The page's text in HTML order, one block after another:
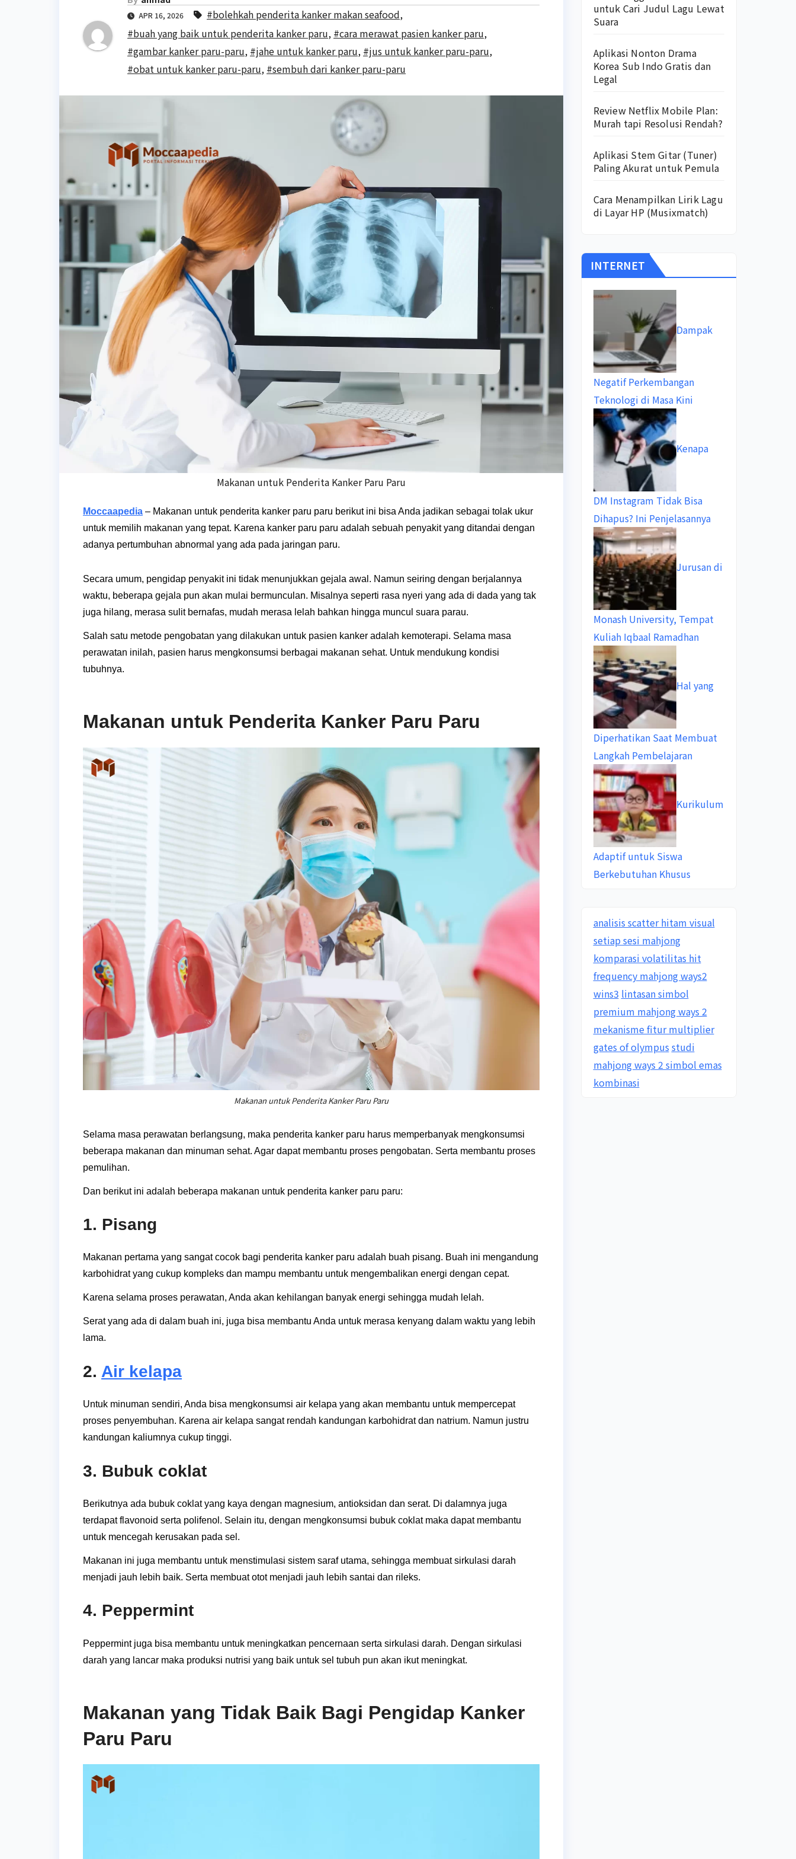
APR 16, 2026 #bolehkah penderita kanker makan seafood,
#buah yang baik untuk penderita kanker paru, #cara merawat pasien kanker paru,
#gambar kanker paru-paru, #jahe untuk kanker paru, #jus untuk kanker paru-paru,
#obat untuk kanker paru-paru, #sembuh dari kanker paru-paru
Makanan untuk Penderita Kanker Paru Paru
Moccaapedia – Makanan untuk penderita kanker paru paru berikut ini bisa Anda jadikan sebagai tolak ukur
untuk memilih makanan yang tepat. Karena kanker paru paru adalah sebuah penyakit yang ditandai dengan
adanya pertumbuhan abnormal yang ada pada jaringan paru.
Secara umum, pengidap penyakit ini tidak menunjukkan gejala awal. Namun seiring dengan berjalannya
waktu, beberapa gejala pun akan mulai bermunculan. Misalnya seperti rasa nyeri yang ada di dada yang tak
juga hilang, merasa sulit bernafas, mudah merasa lelah bahkan hingga muncul suara parau.
Salah satu metode pengobatan yang dilakukan untuk pasien kanker adalah kemoterapi. Selama masa
perawatan inilah, pasien harus mengkonsumsi berbagai makanan sehat. Untuk mendukung kondisi
tubuhnya.
Makanan untuk Penderita Kanker Paru Paru
Makanan untuk Penderita Kanker Paru Paru
Selama masa perawatan berlangsung, maka penderita kanker paru harus memperbanyak mengkonsumsi
beberapa makanan dan minuman sehat. Agar dapat membantu proses pengobatan. Serta membantu proses
pemulihan.
Dan berikut ini adalah beberapa makanan untuk penderita kanker paru paru:
1. Pisang
Makanan pertama yang sangat cocok bagi penderita kanker paru adalah buah pisang. Buah ini mengandung
karbohidrat yang cukup kompleks dan mampu membantu untuk mengembalikan energi dengan cepat.
Karena selama proses perawatan, Anda akan kehilangan banyak energi sehingga mudah lelah.
Serat yang ada di dalam buah ini, juga bisa membantu Anda untuk merasa kenyang dalam waktu yang lebih
lama.
2. Air kelapa
Untuk minuman sendiri, Anda bisa mengkonsumsi air kelapa yang akan membantu untuk mempercepat
proses penyembuhan. Karena air kelapa sangat rendah kandungan karbohidrat dan natrium. Namun justru
kandungan kaliumnya cukup tinggi.
3. Bubuk coklat
Berikutnya ada bubuk coklat yang kaya dengan magnesium, antioksidan dan serat. Di dalamnya juga
terdapat flavonoid serta polifenol. Selain itu, dengan mengkonsumsi bubuk coklat maka dapat membantu
untuk mencegah kerusakan pada sel.
Makanan ini juga membantu untuk menstimulasi sistem saraf utama, sehingga membuat sirkulasi darah
menjadi jauh lebih baik. Serta membuat otot menjadi jauh lebih santai dan rileks.
4. Peppermint
Peppermint juga bisa membantu untuk meningkatkan pencernaan serta sirkulasi darah. Dengan sirkulasi
darah yang lancar maka produksi nutrisi yang baik untuk sel tubuh pun akan ikut meningkat.
Makanan yang Tidak Baik Bagi Pengidap Kanker
Paru Paru
untuk Cari Judul Lagu Lewat
Suara
Aplikasi Nonton Drama
Korea Sub Indo Gratis dan
Legal
Review Netflix Mobile Plan:
Murah tapi Resolusi Rendah?
Aplikasi Stem Gitar (Tuner)
Paling Akurat untuk Pemula
Cara Menampilkan Lirik Lagu
di Layar HP (Musixmatch)
INTERNET
Dampak
Negatif Perkembangan
Teknologi di Masa Kini
Kenapa
DM Instagram Tidak Bisa
Dihapus? Ini Penjelasannya
Jurusan di
Monash University, Tempat
Kuliah Iqbaal Ramadhan
Hal yang
Diperhatikan Saat Membuat
Langkah Pembelajaran
Kurikulum
Adaptif untuk Siswa
Berkebutuhan Khusus
analisis scatter hitam visual
setiap sesi mahjong
komparasi volatilitas hit
frequency mahjong ways2
wins3 lintasan simbol
premium mahjong ways 2
mekanisme fitur multiplier
gates of olympus studi
mahjong ways 2 simbol emas
kombinasi